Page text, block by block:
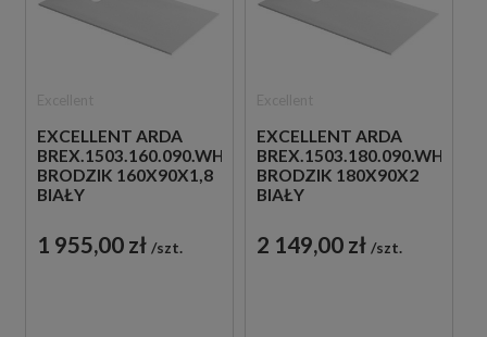
EXCELLENT ARDA
BREX.1503.160.090.WHN
BRODZIK 160X90X1,8
BIAŁY
1 955,00 zł szt.
EXCELLENT ARDA
BREX.1503.180.090.WHN
BRODZIK 180X90X2
BIAŁY
2 149,00 zł szt.